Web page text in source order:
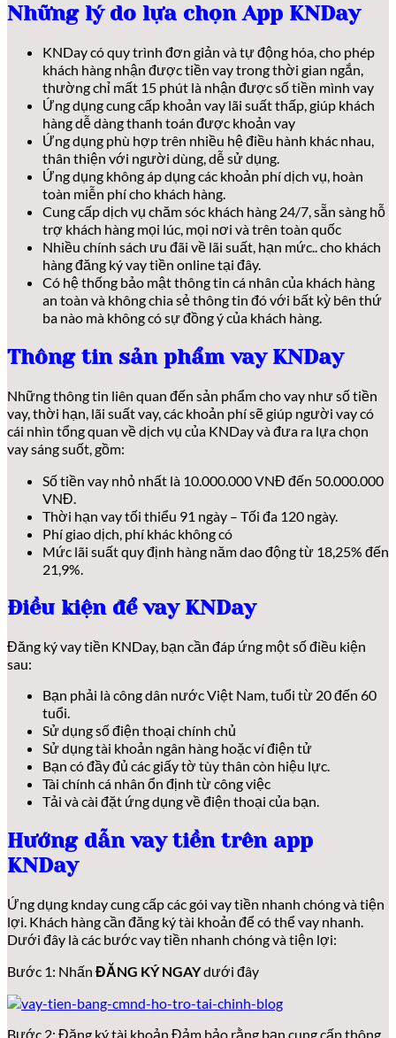
Những lý do lựa chọn App KNDay
KNDay có quy trình đơn giản và tự động hóa, cho phép
khách hàng nhận được tiền vay trong thời gian ngắn,
thường chỉ mất 15 phút là nhận được số tiền mình vay
Ứng dụng cung cấp khoản vay lãi suất thấp, giúp khách
hàng dễ dàng thanh toán được khoản vay
Ứng dụng phù hợp trên nhiều hệ điều hành khác nhau,
thân thiện với người dùng, dễ sử dụng.
Ứng dụng không áp dụng các khoản phí dịch vụ, hoàn
toàn miễn phí cho khách hàng.
Cung cấp dịch vụ chăm sóc khách hàng 24/7, sẵn sàng hỗ
trợ khách hàng mọi lúc, mọi nơi và trên toàn quốc
Nhiều chính sách ưu đãi về lãi suất, hạn mức.. cho khách
hàng đăng ký vay tiền online tại đây.
Có hệ thống bảo mật thông tin cá nhân của khách hàng
an toàn và không chia sẻ thông tin đó với bất kỳ bên thứ
ba nào mà không có sự đồng ý của khách hàng.
Thông tin sản phẩm vay KNDay
Những thông tin liên quan đến sản phẩm cho vay như số tiền
vay, thời hạn, lãi suất vay, các khoản phí sẽ giúp người vay có
cái nhìn tổng quan về dịch vụ của KNDay và đưa ra lựa chọn
vay sáng suốt, gồm:
Số tiền vay nhỏ nhất là 10.000.000 VNĐ đến 50.000.000
VNĐ.
Thời hạn vay tối thiểu 91 ngày – Tối đa 120 ngày.
Phí giao dịch, phí khác không có
Mức lãi suất quy định hàng năm dao động từ 18,25% đến
21,9%.
Điều kiện để vay KNDay
Đăng ký vay tiền KNDay, bạn cần đáp ứng một số điều kiện
sau:
Bạn phải là công dân nước Việt Nam, tuổi từ 20 đến 60
tuổi.
Sử dụng số điện thoại chính chủ
Sử dụng tài khoản ngân hàng hoặc ví điện tử
Bạn có đầy đủ các giấy tờ tùy thân còn hiệu lực.
Tài chính cá nhân ổn định từ công việc
Tải và cài đặt ứng dụng về điện thoại của bạn.
Hướng dẫn vay tiền trên app
KNDay
Ứng dụng knday cung cấp các gói vay tiền nhanh chóng và tiện
lợi. Khách hàng cần đăng ký tài khoản để có thể vay nhanh.
Dưới đây là các bước vay tiền nhanh chóng và tiện lợi:
Bước 1: Nhấn ĐĂNG KÝ NGAYdưới đây
Bước 2: Đăng ký tài khoản Đảm bảo rằng bạn cung cấp thông